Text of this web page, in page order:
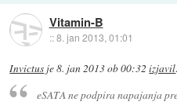
Vitamin-B
::8. jan 2013, 01:01
Invictus je8. jan 2013 ob 00:32 izjavil
eSATA ne podpira napajanja